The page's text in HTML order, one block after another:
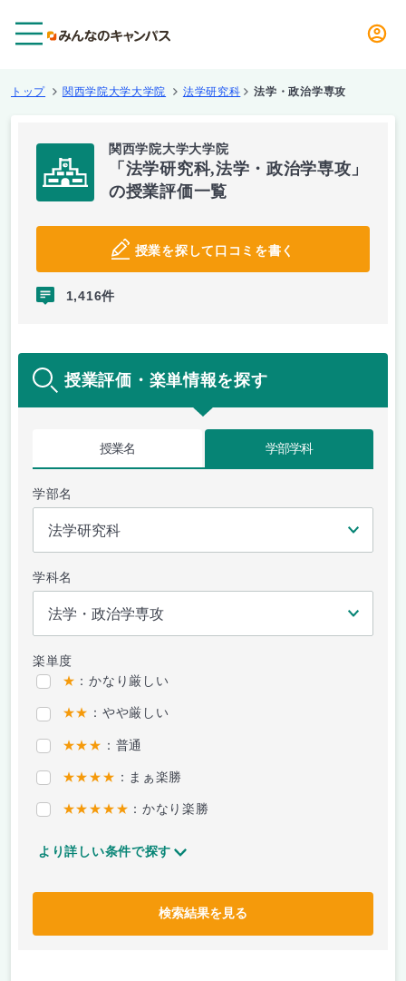
トップ 関西学院大学大学院 法学研究科 法学・政治学専攻
関西学院大学大学院
「法学研究科,法学・政治学専攻」
の授業評価一覧
授業を探して口コミを書く
1,416件
授業評価・楽単情報を探す
授業名 学部学科
学部名
学科名
楽単度
★ ：かなり厳しい
★★ ：やや厳しい
★★★ ：普通
★★★★ ：まぁ楽勝
★★★★★ ：かなり楽勝
より詳しい条件で探す
検索結果を見る